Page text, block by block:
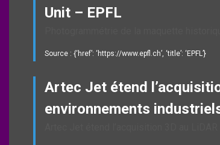
Unit – EPFL
Source : {‘href’: ‘https://www.epfl.ch’, ‘title’: ‘EPFL’}
Artec Jet étend
environnements